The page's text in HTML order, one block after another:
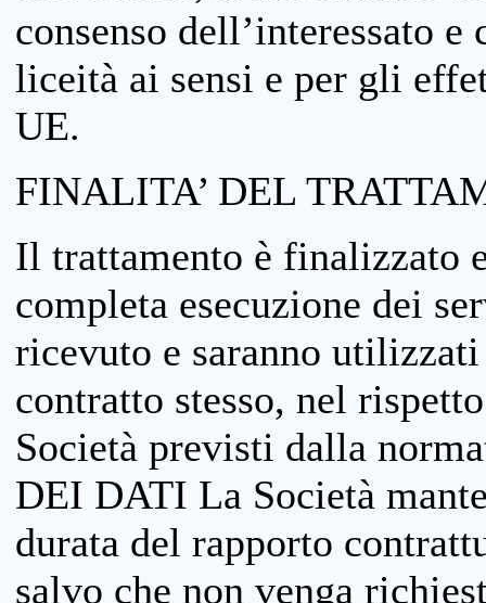
consenso dell’interessato
liceità ai sensi e per gli
UE.
FINALITA’ DEL
Il trattamento è finalizzato
completa esecuzione dei
ricevuto e saranno
contratto stesso, nel
Società previsti dalla
DEI DATI La Società
durata del rapporto
salvo che non venga